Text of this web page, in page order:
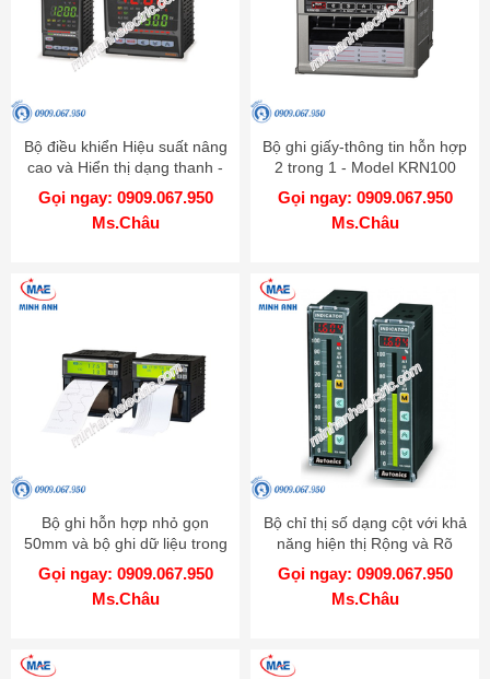
Bộ điều khiển Hiệu suất nâng
cao và Hiển thị dạng thanh -
Model KPN
Gọi ngay: 0909.067.950
Ms.Châu
Bộ ghi giấy-thông tin hỗn hợp
2 trong 1 - Model KRN100
Gọi ngay: 0909.067.950
Ms.Châu
Bộ ghi hỗn hợp nhỏ gọn
50mm và bộ ghi dữ liệu trong
một - Model KRN50
Gọi ngay: 0909.067.950
Ms.Châu
Bộ chỉ thị số dạng cột với khả
năng hiện thị Rộng và Rõ
hơn - Model KN-1000B
Gọi ngay: 0909.067.950
Ms.Châu